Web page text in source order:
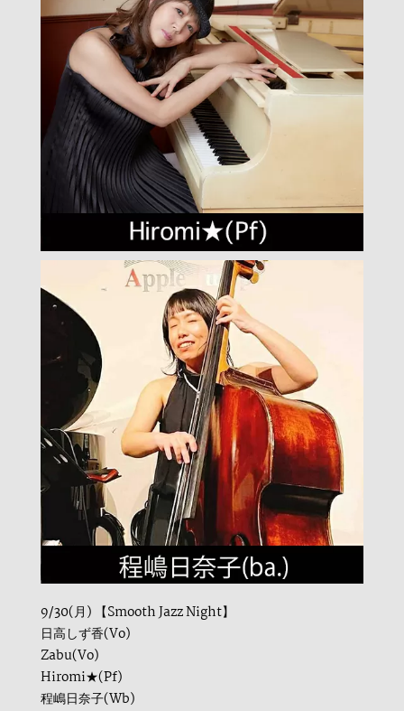
9/30(月) 【Smooth Jazz Night】
日高しず香(Vo)
Zabu(Vo)
Hiromi★(Pf)
程嶋日奈子(Wb)